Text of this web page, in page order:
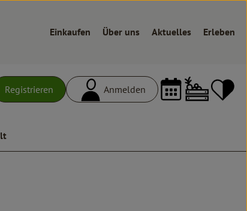
Einkaufen Über uns Aktuelles Erleben
Registrieren Anmelden